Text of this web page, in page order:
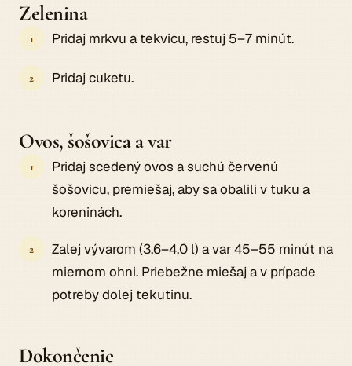
Zelenina
Pridaj mrkvu a tekvicu, restuj 5–7 minút.
Pridaj cuketu.
Ovos, šošovica a var
Pridaj scedený ovos a suchú červenú
šošovicu, premiešaj, aby sa obalili v tuku a
koreninách.
Zalej vývarom (3,6–4,0 l) a var 45–55 minút na
miernom ohni. Priebežne miešaj a v prípade
potreby dolej tekutinu.
Dokončenie